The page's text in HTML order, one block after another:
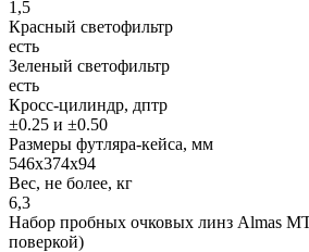
1,5
Красный светофильтр
есть
Зеленый светофильтр
есть
Кросс-цилиндр, дптр
±0.25 и ±0.50
Размеры футляра-кейса, мм
546x374x94
Вес, не более, кг
6,3
Набор пробных очковых линз Almas
поверкой)